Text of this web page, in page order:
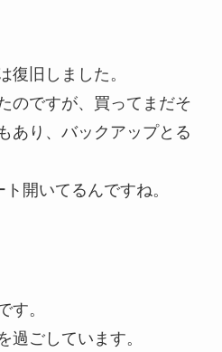
復旧しました。
のですが、買ってまだそ
あり、バックアップとる
開いてるんですね。
す。
過ごしています。